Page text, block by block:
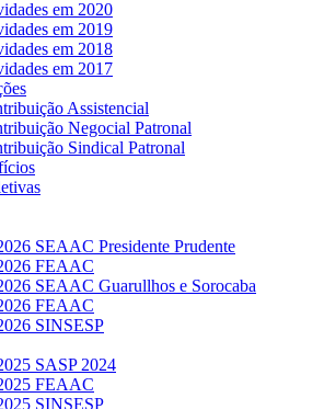
em 2020
em 2019
em 2018
em 2017
Assistencial
Negocial Patronal
Sindical Patronal
SEAAC Presidente Prudente
FEAAC
SEAAC Guarullhos e Sorocaba
FEAAC
SINSESP
SASP 2024
FEAAC
SINSESP